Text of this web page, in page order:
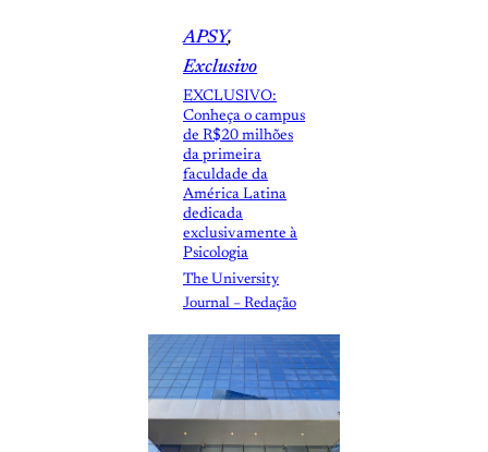
APSY
Exclusivo
EXCLUSIVO:
Conheça o campus
de R$20 milhões
da primeira
faculdade da
América Latina
dedicada
exclusivamente à
Psicologia
The University
Journal – Redação